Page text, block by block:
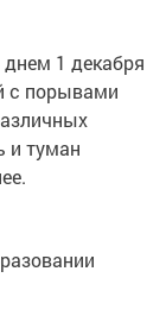
1 декабря
с порывами
и туман